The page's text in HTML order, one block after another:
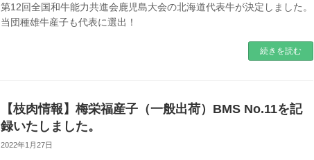
第12回全国和牛能力共進会鹿児島大会の北海道代表牛が決定しました。
当団種雄牛産子も代表に選出！
続きを読む
【枝肉情報】梅栄福産子（一般出荷）BMS No.11を記
録いたしました。
2022年1月27日